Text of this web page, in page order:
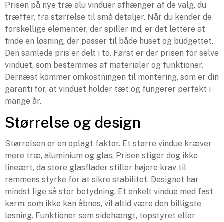
Prisen på nye træ alu vinduer afhænger af de valg, du
træffer, fra størrelse til små detaljer. Når du kender de
forskellige elementer, der spiller ind, er det lettere at
finde en løsning, der passer til både huset og budgettet.
Den samlede pris er delt i to. Først er der prisen for selve
vinduet, som bestemmes af materialer og funktioner.
Dernæst kommer omkostningen til montering, som er din
garanti for, at vinduet holder tæt og fungerer perfekt i
mange år.
Størrelse og design
Størrelsen er en oplagt faktor. Et større vindue kræver
mere træ, aluminium og glas. Prisen stiger dog ikke
lineært, da store glasflader stiller højere krav til
rammens styrke for at sikre stabilitet. Designet har
mindst lige så stor betydning. Et enkelt vindue med fast
karm, som ikke kan åbnes, vil altid være den billigste
løsning. Funktioner som sidehængt, topstyret eller